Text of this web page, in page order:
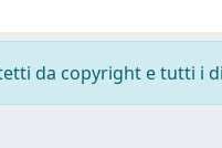
da copyright e tutti i